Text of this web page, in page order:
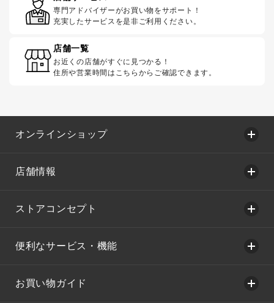
専門アドバイザーがお買い物をサポート！
充実したサービスを是非ご利用ください。
店舗一覧
お近くの店舗がすぐに見つかる！
住所や営業時間はこちらからご確認できます。
オンラインショップ
店舗情報
ストアコンセプト
便利なサービス・機能
お買い物ガイド